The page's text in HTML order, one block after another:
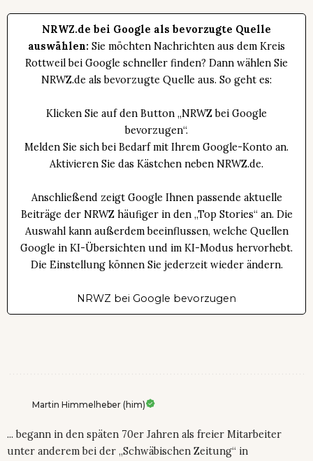
NRWZ.de bei Google als bevorzugte Quelle
auswählen: Sie möchten Nachrichten aus dem Kreis
Rottweil bei Google schneller finden? Dann wählen Sie
NRWZ.de als bevorzugte Quelle aus. So geht es:
Klicken Sie auf den Button „NRWZ bei Google
bevorzugen“.
Melden Sie sich bei Bedarf mit Ihrem Google-Konto an.
Aktivieren Sie das Kästchen neben NRWZ.de.
Anschließend zeigt Google Ihnen passende aktuelle
Beiträge der NRWZ häufiger in den „Top Stories“ an. Die
Auswahl kann außerdem beeinflussen, welche Quellen
Google in KI-Übersichten und im KI-Modus hervorhebt.
Die Einstellung können Sie jederzeit wieder ändern.
NRWZ bei Google bevorzugen
Martin Himmelheber (him)
... begann in den späten 70er Jahren als freier Mitarbeiter
unter anderem bei der „Schwäbischen Zeitung“ in